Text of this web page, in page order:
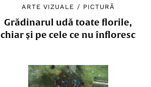
ARTE VIZUALE / PICTURĂ
Grădinarul udă toate florile,
chiar și pe cele ce nu înfloresc